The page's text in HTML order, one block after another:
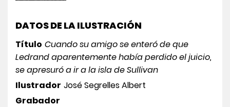
DATOS DE LA ILUSTRACIÓN
Título Cuando su amigo se enteró de que
Ledrand aparentemente había perdido el juicio,
se apresuró a ir a la isla de Sullivan
Ilustrador José Segrelles Albert
Grabador